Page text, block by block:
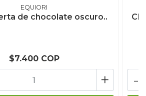
EQUIORI
de chocolate oscuro..
$7.400 COP
+ -